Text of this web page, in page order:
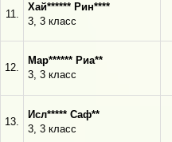
11.
Хай****** Рин****
3, 3 класс
12.
Мар****** Риа**
3, 3 класс
13.
Исл***** Саф**
3, 3 класс